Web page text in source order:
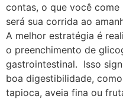
contas, o que você
será sua corrida ao
A melhor estratégia é
o preenchimento de
gastrointestinal. Isso
boa digestibilidade,
tapioca, aveia fina ou